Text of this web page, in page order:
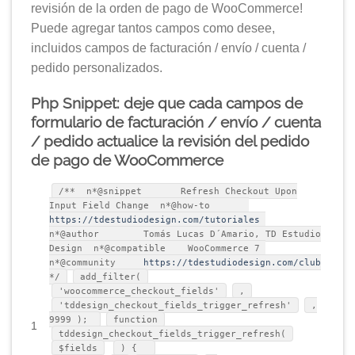
revisión de la orden de pago de WooCommerce!
Puede agregar tantos campos como desee,
incluidos campos de facturación / envío / cuenta /
pedido personalizados.
Php Snippet: deje que cada campos de
formulario de facturación / envío / cuenta
/ pedido actualice la revisión del pedido
de pago de WooCommerce
1
/** n*@snippet Refresh Checkout Upon
Input Field Change n*@how-to
https://tdestudiodesign.com/tutoriales
n*@author Tomás Lucas D´Amario, TD Estudio
Design n*@compatible WooCommerce 7
n*@community
https://tdestudiodesign.com/club
*/
add_filter(
'woocommerce_checkout_fields'
,
'tddesign_checkout_fields_trigger_refresh'
,
9999 );
function
tddesign_checkout_fields_trigger_refresh(
$fields
) {